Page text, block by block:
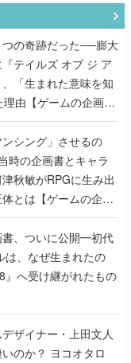
つの奇跡だった──膨大
テイルズ オブ ジ ア
「生まれた意味を知
由【ゲームの企画
シング」させるの
時の企画書とキャラ
秋敏がRPGに生み出
とは【ゲームの企画
書、ついに公開━初代
は、なぜ生まれたの
』へ受け継がれたもの
ザイナー・上田文人
のか？ ヨコオタロ